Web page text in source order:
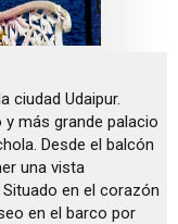
ciudad Udaipur.
más grande palacio
Desde el balcón
una vista
en el corazón
en el barco por